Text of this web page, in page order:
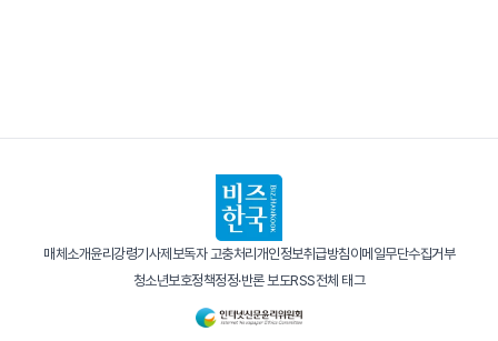
매체소개윤리강령기사제보독자 고충처리개인정보취급방침이메일무단수집거부
청소년보호정책정정·반론 보도RSS전체 태그